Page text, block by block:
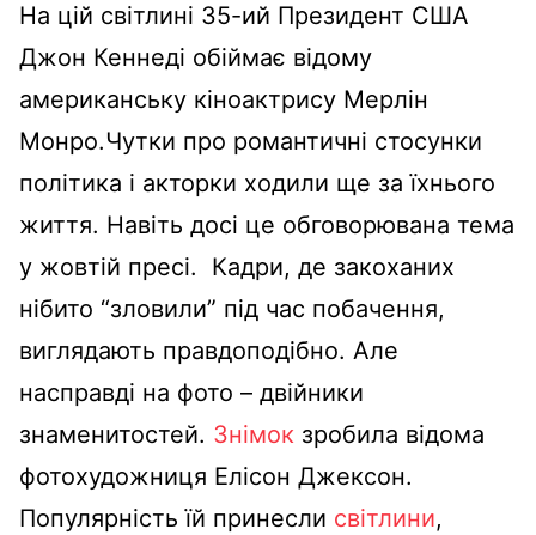
На цій світлині 35-ий Президент США
Джон Кеннеді обіймає відому
американську кіноактрису Мерлін
Монро.Чутки про романтичні стосунки
політика і акторки ходили ще за їхнього
життя. Навіть досі це обговорювана тема
у жовтій пресі. Кадри, де закоханих
нібито “зловили” під час побачення,
виглядають правдоподібно. Але
насправді на фото – двійники
знаменитостей. Знімок зробила відома
фотохудожниця Елісон Джексон.
Популярність їй принесли світлини,